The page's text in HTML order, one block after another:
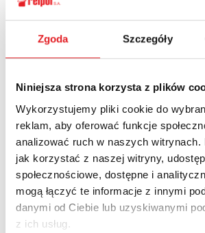
Zgoda Szczegóły
Niniejsza strona korzysta z plików
Wykorzystujemy pliki cookie do
reklam, aby oferować funkcje
analizować ruch w naszych witrynach.
jak korzystać z naszej witryny,
społecznościowe, dostępne i
mogą łączyć te informacje z innymi
danymi od Ciebie lub uzyskiwanymi
z ich usług.
Ask for the details of
Name: *
Email: *
Company: